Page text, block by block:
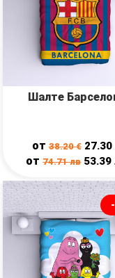
Шалте
от38.20€ 27.30
от74.71лв 53.39